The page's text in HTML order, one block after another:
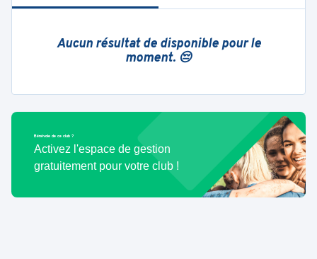
Aucun résultat de disponible pour le
moment. 😔
Bénévole de ce club ?
Activez l'espace de gestion
gratuitement pour votre club !